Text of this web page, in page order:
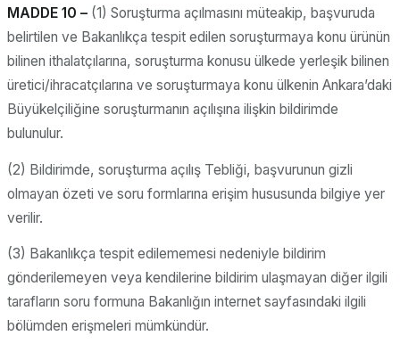
MADDE 10 – (1) Soruşturma açılmasını müteakip, başvuruda
belirtilen ve Bakanlıkça tespit edilen soruşturmaya konu ürünün
bilinen ithalatçılarına, soruşturma konusu ülkede yerleşik bilinen
üretici/ihracatçılarına ve soruşturmaya konu ülkenin Ankara’daki
Büyükelçiliğine soruşturmanın açılışına ilişkin bildirimde
bulunulur.
(2) Bildirimde, soruşturma açılış Tebliği, başvurunun gizli
olmayan özeti ve soru formlarına erişim hususunda bilgiye yer
verilir.
(3) Bakanlıkça tespit edilememesi nedeniyle bildirim
gönderilemeyen veya kendilerine bildirim ulaşmayan diğer ilgili
tarafların soru formuna Bakanlığın internet sayfasındaki ilgili
bölümden erişmeleri mümkündür.